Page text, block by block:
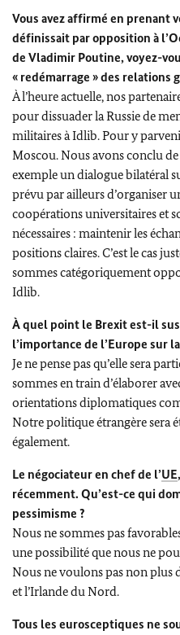
Vous avez affirmé en prenant
définissait par opposition à
de Vladimir Poutine, voyez-
« redémarrage » des relations
À l’heure actuelle, nos
pour dissuader la Russie de
militaires à Idlib. Pour y
Moscou. Nous avons conclu
exemple un dialogue bilatéral
prévu par ailleurs d’organiser
coopérations universitaires et
nécessaires : maintenir les
positions claires. C’est le cas
sommes catégoriquement
Idlib.
À quel point le Brexit est-il
l’importance de l’Europe sur
Je ne pense pas qu’elle sera
sommes en train d’élaborer
orientations diplomatiques
Notre politique étrangère sera
également.
Le négociateur en chef de l’UE
récemment. Qu’est-ce qui
pessimisme ?
Nous ne sommes pas
une possibilité que nous ne
Nous ne voulons pas non plus
et l’Irlande du Nord.
Tous les eurosceptiques ne